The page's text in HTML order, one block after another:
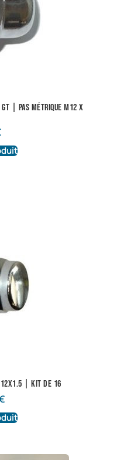
| Pas métrique M12 X
| Kit de 16